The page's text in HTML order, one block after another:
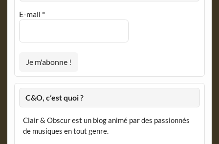
E-mail *
C&O, c’est quoi ?
Clair & Obscur est un blog animé par des passionnés
de musiques en tout genre.